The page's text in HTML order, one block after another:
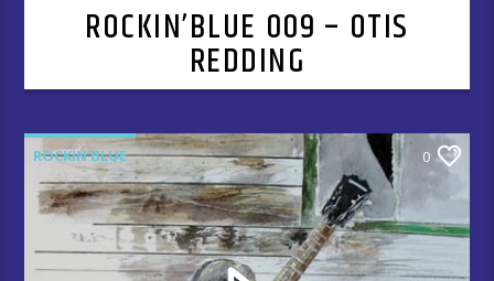
ROCKIN’BLUE 009 – OTIS
REDDING
ROCKIN'BLUE 0